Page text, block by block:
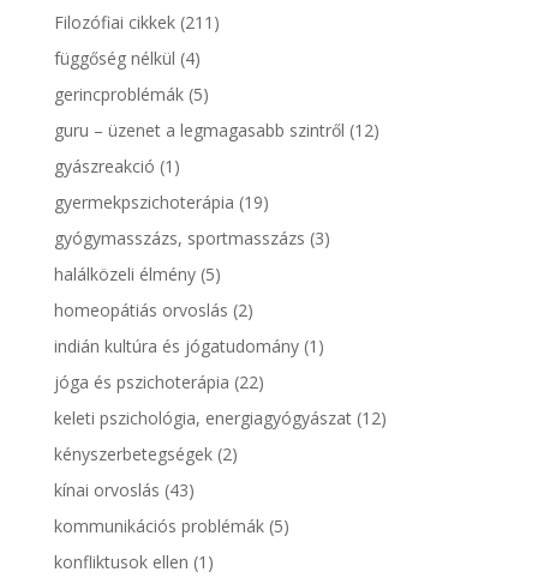
Filozófiai cikkek(211)
függőség nélkül (4)
gerincproblémák(5)
guru – üzenet a legmagasabb szintről (12)
gyászreakció (1)
gyermekpszichoterápia (19)
gyógymasszázs, sportmasszázs (3)
halálközeli élmény(5)
homeopátiás orvoslás (2)
indián kultúra és jógatudomány(1)
jóga és pszichoterápia (22)
keleti pszichológia, energiagyógyászat(12)
kényszerbetegségek(2)
kínai orvoslás (43)
kommunikációs problémák(5)
konfliktusok ellen (1)